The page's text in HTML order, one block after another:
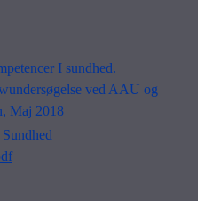
I sundhed.
ved AAU og
Maj 2018